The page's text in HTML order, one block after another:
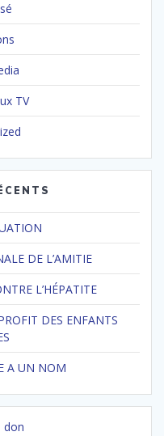
TV
DE L’AMITIE
L’HÉPATITE
DES ENFANTS
A UN NOM
don